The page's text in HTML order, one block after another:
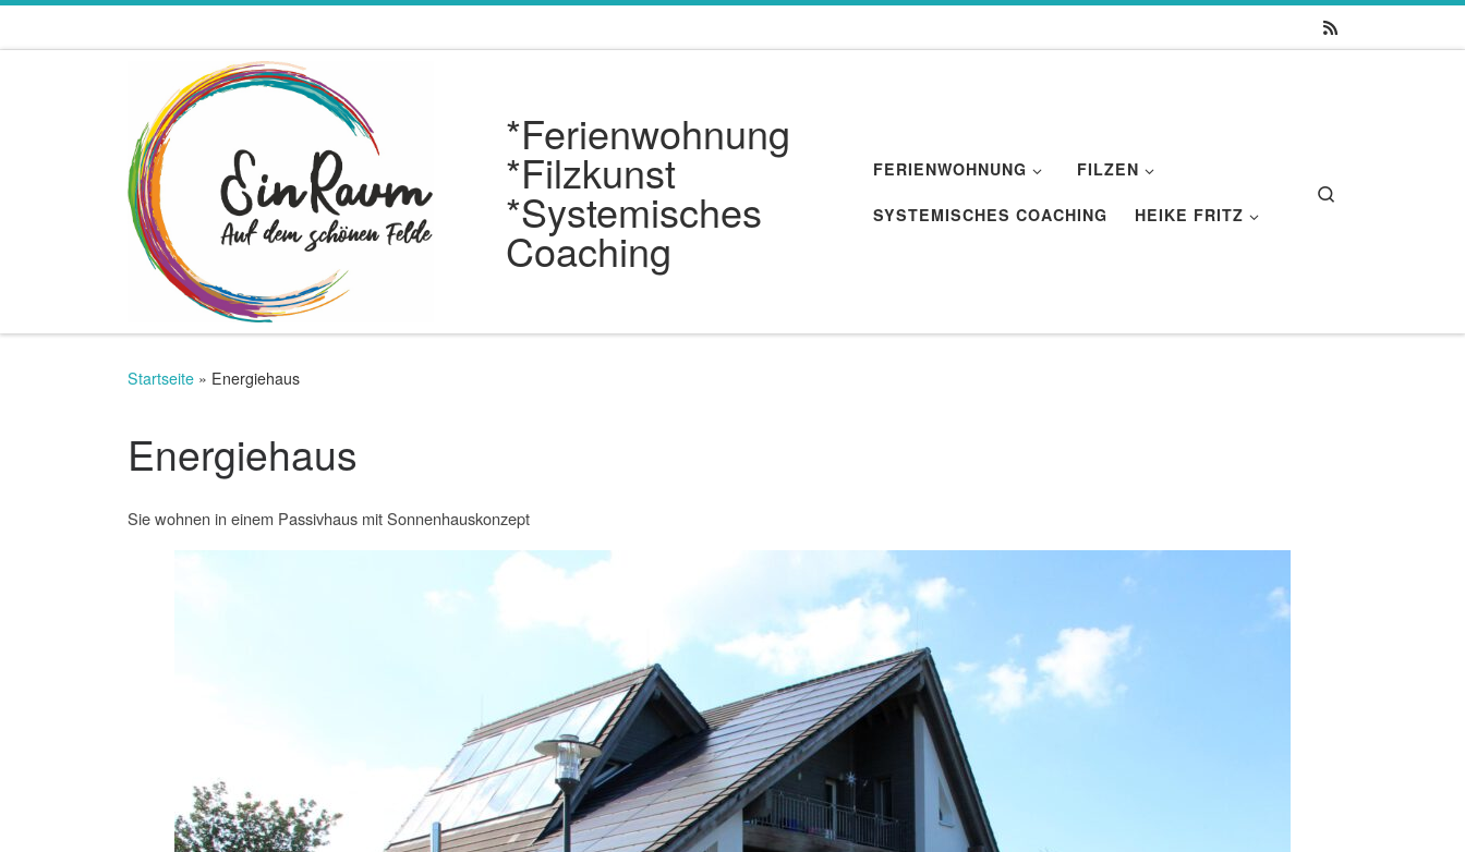
*Ferienwohnung
*Filzkunst
*Systemisches
Coaching
FERIENWOHNUNG FILZEN
SYSTEMISCHES COACHING HEIKE FRITZ
Startseite » Energiehaus
Energiehaus
Sie wohnen in einem Passivhaus mit Sonnenhauskonzept